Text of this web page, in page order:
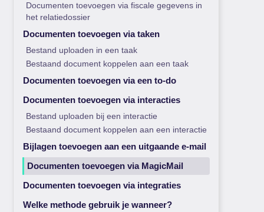
Documenten toevoegen via fiscale gegevens in
het relatiedossier
Documenten toevoegen via taken
Bestand uploaden in een taak
Bestaand document koppelen aan een taak
Documenten toevoegen via een to-do
Documenten toevoegen via interacties
Bestand uploaden bij een interactie
Bestaand document koppelen aan een interactie
Bijlagen toevoegen aan een uitgaande e-mail
Documenten toevoegen via MagicMail
Documenten toevoegen via integraties
Welke methode gebruik je wanneer?